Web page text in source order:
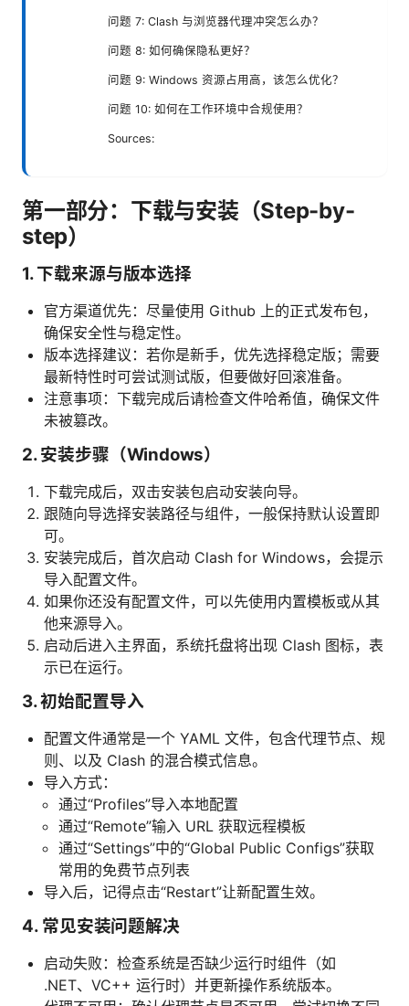
问题 7: Clash 与浏览器代理冲突怎么办？
问题 8: 如何确保隐私更好？
问题 9: Windows 资源占用高，该怎么优化？
问题 10: 如何在工作环境中合规使用？
Sources:
第一部分：下载与安装（Step-by-
step）
1. 下载来源与版本选择
官方渠道优先：尽量使用 Github 上的正式发布包，
确保安全性与稳定性。
版本选择建议：若你是新手，优先选择稳定版；需要
最新特性时可尝试测试版，但要做好回滚准备。
注意事项：下载完成后请检查文件哈希值，确保文件
未被篡改。
2. 安装步骤（Windows）
下载完成后，双击安装包启动安装向导。
跟随向导选择安装路径与组件，一般保持默认设置即
可。
安装完成后，首次启动 Clash for Windows，会提示
导入配置文件。
如果你还没有配置文件，可以先使用内置模板或从其
他来源导入。
启动后进入主界面，系统托盘将出现 Clash 图标，表
示已在运行。
3. 初始配置导入
配置文件通常是一个 YAML 文件，包含代理节点、规
则、以及 Clash 的混合模式信息。
导入方式：
通过“Profiles”导入本地配置
通过“Remote”输入 URL 获取远程模板
通过“Settings”中的“Global Public Configs”获取
常用的免费节点列表
导入后，记得点击“Restart”让新配置生效。
4. 常见安装问题解决
启动失败：检查系统是否缺少运行时组件（如
.NET、VC++ 运行时）并更新操作系统版本。